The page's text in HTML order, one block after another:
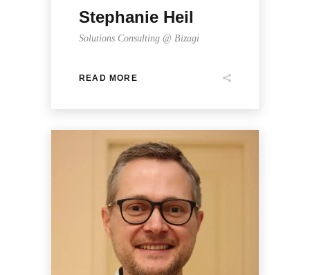
Stephanie Heil
Solutions Consulting @ Bizagi
READ MORE